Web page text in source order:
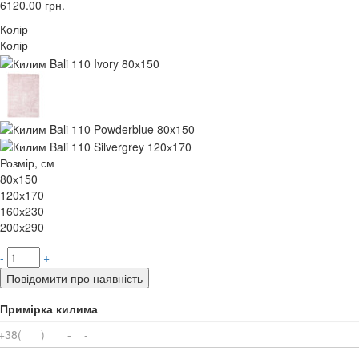
6120.00 грн.
Колір
Колір
Розмір, см
80х150
120х170
160х230
200х290
-
+
Повідомити про наявність
Примірка килима